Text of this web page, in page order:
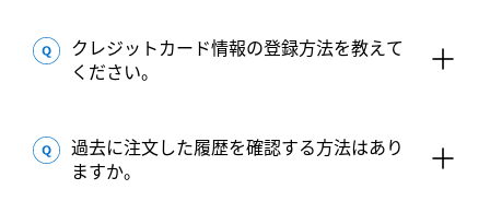
クレジットカード情報の登録方法を教えて
ください。
過去に注文した履歴を確認する方法はあり
ますか。